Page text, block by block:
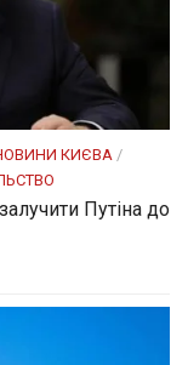
КИЄВА /
Путіна до